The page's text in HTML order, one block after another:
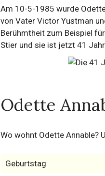
Am 10-5-1985 wurde
von Vater Victor Yustman
Berühmtheit zum Beispiel
Stier und sie ist jetzt 41
Odette
Wo wohnt Odette Annable?
Geburtstag